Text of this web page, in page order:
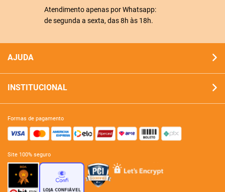
Atendimento apenas por Whatsapp:
de segunda a sexta, das 8h às 18h.
AJUDA
INSTITUCIONAL
formas de pagamento
site 100% seguro